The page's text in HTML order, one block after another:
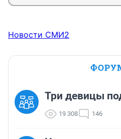
Новости СМИ2
Три девицы
19 308 146